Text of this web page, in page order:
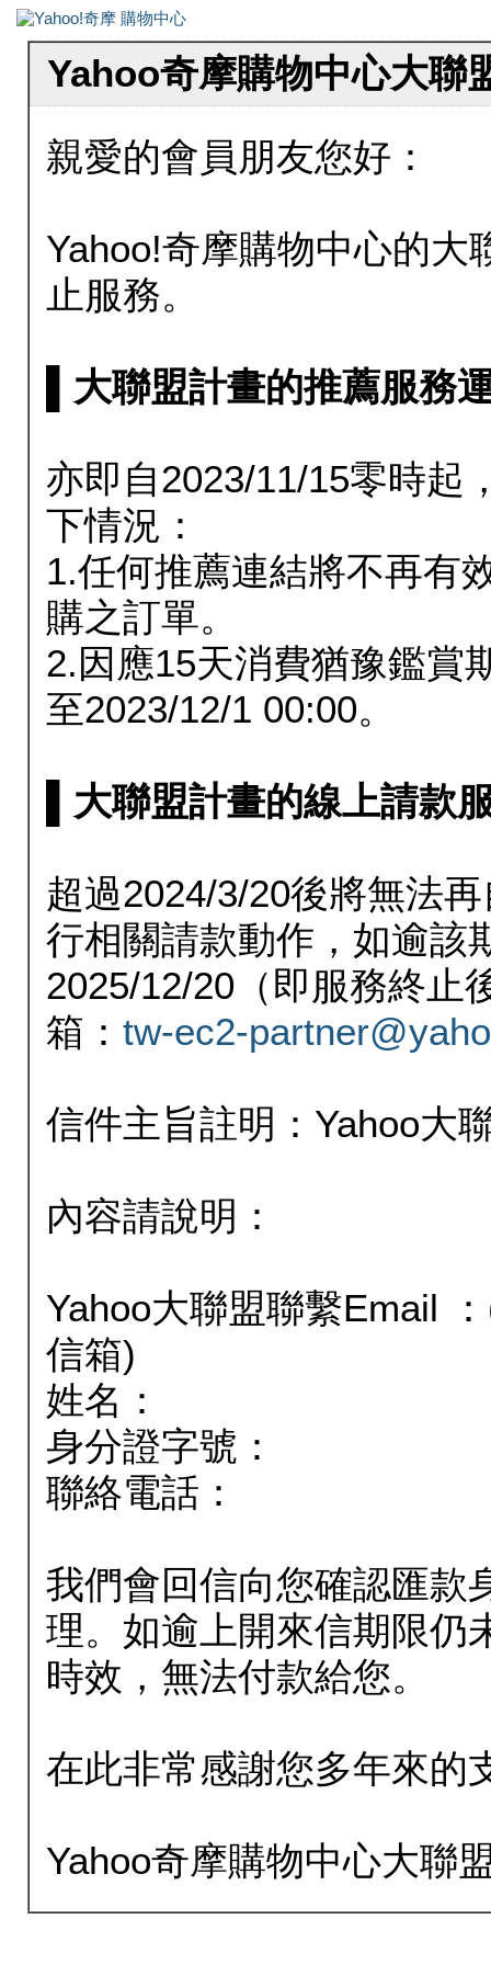
Yahoo奇摩購物中心大聯
親愛的會員朋友您好：
Yahoo!奇摩購物中心的大
止服務。
▌大聯盟計畫的推薦服務
亦即自2023/11/15零時起
下情況：
1.任何推薦連結將不再有
購之訂單。
2.因應15天消費猶豫鑑賞
至2023/12/1 00:00。
▌大聯盟計畫的線上請款
超過2024/3/20後將無法
行相關請款動作，如逾該
2025/12/20（即服務終止
箱： tw-ec2-
信件主旨註明：Yahoo大
內容請說明：
Yahoo大聯盟聯繫Email
信箱)
姓名：
身分證字號：
聯絡電話：
我們會回信向您確認匯款
理。如逾上開來信期限仍
時效，無法付款給您。
在此非常感謝您多年來的
Yahoo奇摩購物中心大